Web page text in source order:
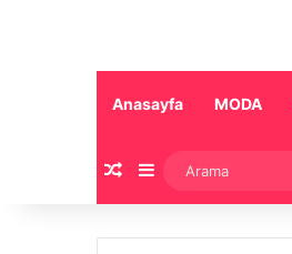
Anasayfa MODA
Rastgele Makale
Kenar Bölmesi